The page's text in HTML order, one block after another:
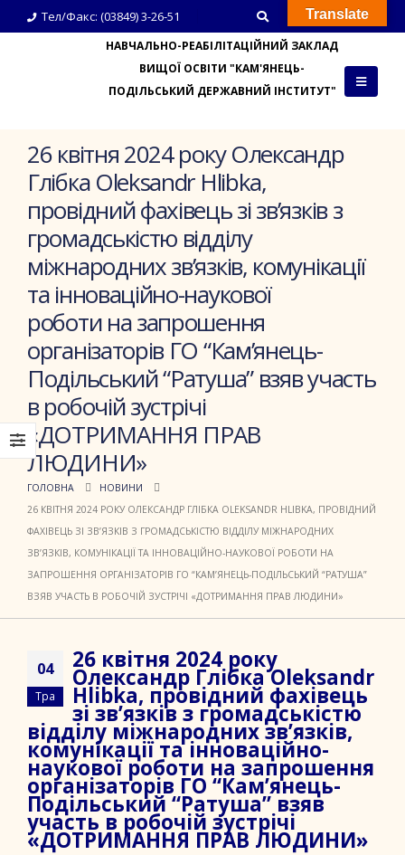
Тел/Факс: (03849) 3-26-51
НАВЧАЛЬНО-РЕАБІЛІТАЦІЙНИЙ ЗАКЛАД
ВИЩОЇ ОСВІТИ "КАМ'ЯНЕЦЬ-
ПОДІЛЬСЬКИЙ ДЕРЖАВНИЙ ІНСТИТУТ"
26 квітня 2024 року Олександр
Глібка Oleksandr Hlibka,
провідний фахівець зі зв’язків з
громадськістю відділу
міжнародних зв’язків, комунікації
та інноваційно-наукової
роботи на запрошення
організаторів ГО “Кам’янець-
Подільський “Ратуша” взяв участь
в робочій зустрічі
«ДОТРИМАННЯ ПРАВ
ЛЮДИНИ»
ГОЛОВНА
НОВИНИ
26 КВІТНЯ 2024 РОКУ ОЛЕКСАНДР ГЛІБКА OLEKSANDR HLIBKA, ПРОВІДНИЙ
ФАХІВЕЦЬ ЗІ ЗВ’ЯЗКІВ З ГРОМАДСЬКІСТЮ ВІДДІЛУ МІЖНАРОДНИХ
ЗВ’ЯЗКІВ, КОМУНІКАЦІЇ ТА ІННОВАЦІЙНО-НАУКОВОЇ РОБОТИ НА
ЗАПРОШЕННЯ ОРГАНІЗАТОРІВ ГО “КАМ’ЯНЕЦЬ-ПОДІЛЬСЬКИЙ “РАТУША”
ВЗЯВ УЧАСТЬ В РОБОЧІЙ ЗУСТРІЧІ «ДОТРИМАННЯ ПРАВ ЛЮДИНИ»
04
Тра
26 квітня 2024 року
Олександр Глібка Oleksandr
Hlibka, провідний фахівець
зі зв’язків з громадськістю
відділу міжнародних зв’язків,
комунікації та інноваційно-
наукової роботи на запрошення
організаторів ГО “Кам’янець-
Подільський “Ратуша” взяв
участь в робочій зустрічі
«ДОТРИМАННЯ ПРАВ ЛЮДИНИ»
Translate